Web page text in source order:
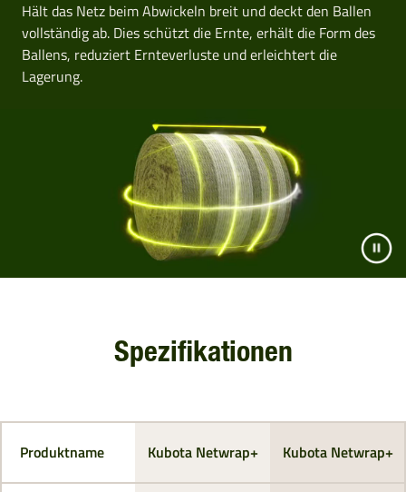
Hält das Netz beim Abwickeln breit und deckt den Ballen
vollständig ab. Dies schützt die Ernte, erhält die Form des
Ballens, reduziert Ernteverluste und erleichtert die
Lagerung.
Spezifikationen
Produktname Kubota Netwrap+ Kubota Netwrap+